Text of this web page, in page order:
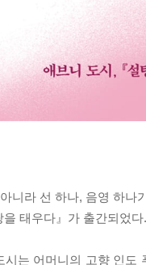
니라 선 하나, 음영 하
태우다』가 출간되었다.
시는 어머니의 고향 인